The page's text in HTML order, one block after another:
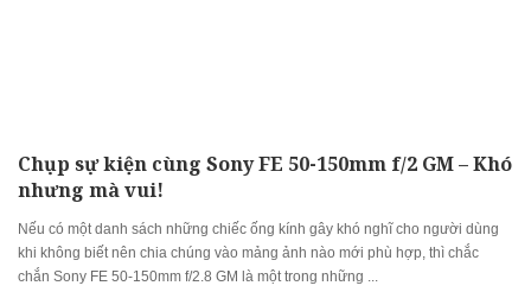
Chụp sự kiện cùng Sony FE 50-150mm f/2 GM – Khó
nhưng mà vui!
Nếu có một danh sách những chiếc ống kính gây khó nghĩ cho người dùng
khi không biết nên chia chúng vào mảng ảnh nào mới phù hợp, thì chắc
chắn Sony FE 50-150mm f/2.8 GM là một trong những ...